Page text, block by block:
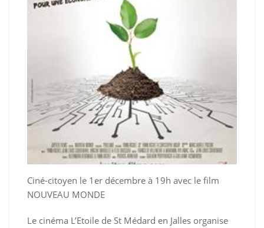
Ciné-citoyen le 1er décembre à 19h avec le film
NOUVEAU MONDE
Le cinéma L’Etoile de St Médard en Jalles organise